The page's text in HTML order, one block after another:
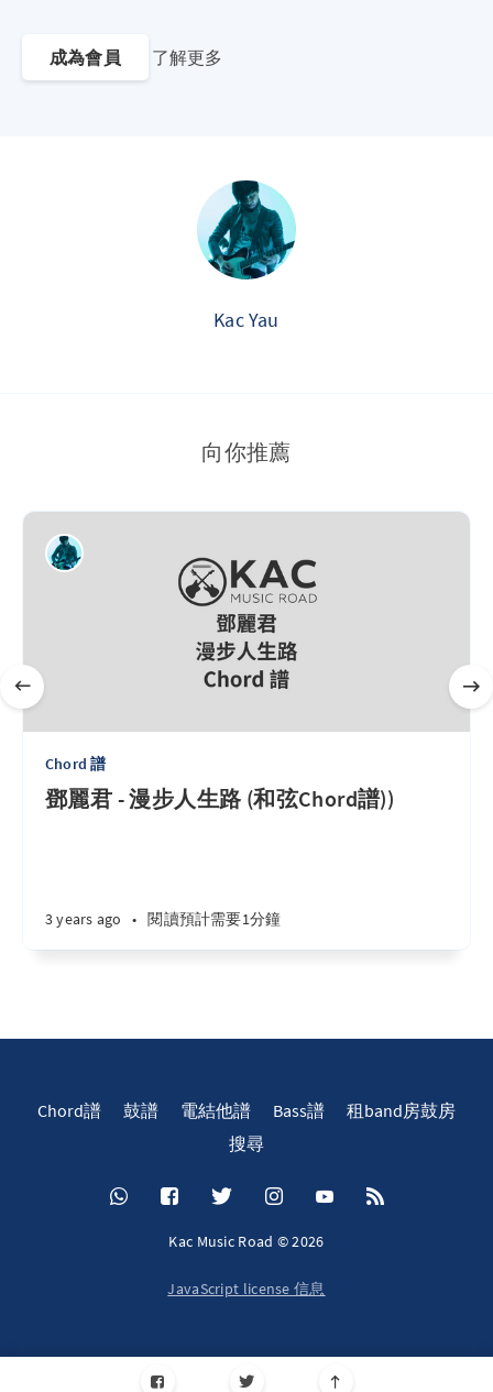
成為會員 了解更多
Kac Yau
向你推薦
Chord 譜
鄧麗君 - 漫步人生路 (和弦Chord譜))
3 years ago • 閱讀預計需要1分鐘
Chord譜 鼓譜 電結他譜 Bass譜
租band房鼓房
搜尋
Kac Music Road © 2026
JavaScript license 信息